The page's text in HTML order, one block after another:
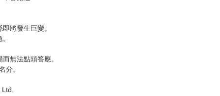
開各種神祕案件！